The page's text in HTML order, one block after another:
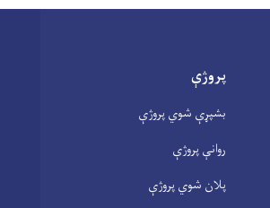
پروژې
بشپړې شوي پروژې
روانې پروژې
پلان شوي پروژې